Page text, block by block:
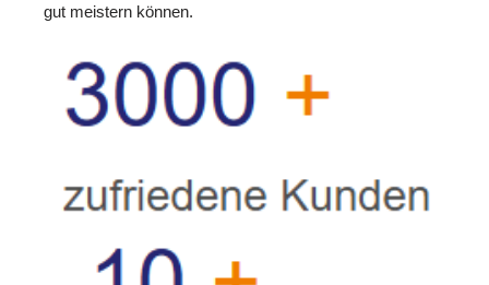
gut meistern können.